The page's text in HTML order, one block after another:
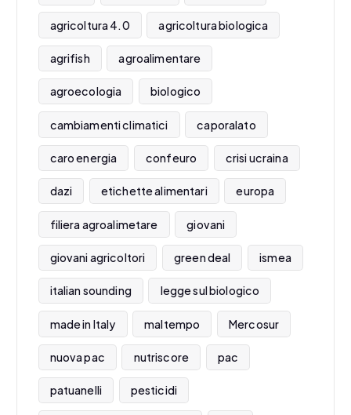
agricoltura 4.0 agricoltura biologica
agrifish agroalimentare
agroecologia biologico
cambiamenti climatici caporalato
caro energia confeuro crisi ucraina
dazi etichette alimentari europa
filiera agroalimetare giovani
giovani agricoltori green deal ismea
italian sounding legge sul biologico
made in Italy maltempo Mercosur
nuova pac nutriscore pac
patuanelli pesticidi